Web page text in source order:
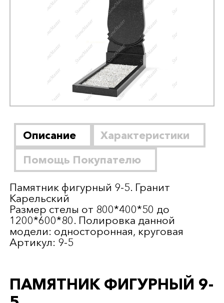
Описание
Характеристики
Помощь Покупателю
Памятник фигурный 9-5. Гранит
Карельский
Размер стелы от 800*400*50 до
1200*600*80. Полировка данной
модели: односторонная, круговая
Артикул: 9-5
ПАМЯТНИК ФИГУРНЫЙ 9-